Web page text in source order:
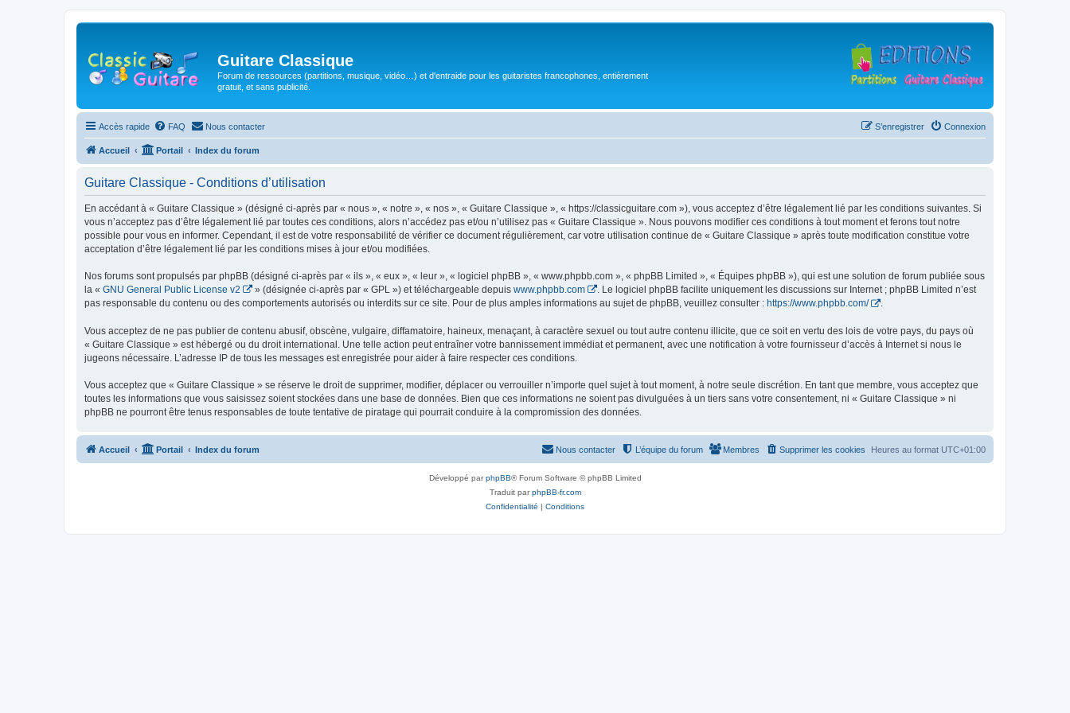
Guitare Classique
Forum de ressources (partitions, musique, vidéo…) et d'entraide pour les guitaristes francophones, entièrement
gratuit, et sans publicité.
Accès rapide FAQ Nous contacter Connexion
S’enregistrer
Accueil Portail Index du forum
Guitare Classique - Conditions d’utilisation
En accédant à « Guitare Classique » (désigné ci-après par « nous », « notre », « nos », « Guitare Classique », « https://classicguitare.com »), vous acceptez d’être légalement lié par les conditions suivantes. Si
vous n’acceptez pas d’être légalement lié par toutes ces conditions, alors n’accédez pas et/ou n’utilisez pas « Guitare Classique ». Nous pouvons modifier ces conditions à tout moment et ferons tout notre
possible pour vous en informer. Cependant, il est de votre responsabilité de vérifier ce document régulièrement, car votre utilisation continue de « Guitare Classique » après toute modification constitue votre
acceptation d’être légalement lié par les conditions mises à jour et/ou modifiées.
Nos forums sont propulsés par phpBB (désigné ci-après par « ils », « eux », « leur », « logiciel phpBB », « www.phpbb.com », « phpBB Limited », « Équipes phpBB »), qui est une solution de forum publiée sous
la « GNU General Public License v2 » (désignée ci-après par « GPL ») et téléchargeable depuis www.phpbb.com
. Le logiciel phpBB facilite uniquement les discussions sur Internet ; phpBB Limited n’est
pas responsable du contenu ou des comportements autorisés ou interdits sur ce site. Pour de plus amples informations au sujet de phpBB, veuillez consulter : https://www.phpbb.com/ .
Vous acceptez de ne pas publier de contenu abusif, obscène, vulgaire, diffamatoire, haineux, menaçant, à caractère sexuel ou tout autre contenu illicite, que ce soit en vertu des lois de votre pays, du pays où
« Guitare Classique » est hébergé ou du droit international. Une telle action peut entraîner votre bannissement immédiat et permanent, avec une notification à votre fournisseur d’accès à Internet si nous le
jugeons nécessaire. L’adresse IP de tous les messages est enregistrée pour aider à faire respecter ces conditions.
Vous acceptez que « Guitare Classique » se réserve le droit de supprimer, modifier, déplacer ou verrouiller n’importe quel sujet à tout moment, à notre seule discrétion. En tant que membre, vous acceptez que
toutes les informations que vous saisissez soient stockées dans une base de données. Bien que ces informations ne soient pas divulguées à un tiers sans votre consentement, ni « Guitare Classique » ni
phpBB ne pourront être tenus responsables de toute tentative de piratage qui pourrait conduire à la compromission des données.
Accueil Portail Index du forum Heures au format UTC+01:00
Supprimer les cookies
Membres
L’équipe du forum
Nous contacter
Développé parphpBB® Forum Software © phpBB Limited
Traduit parphpBB-fr.com
Confidentialité | Conditions